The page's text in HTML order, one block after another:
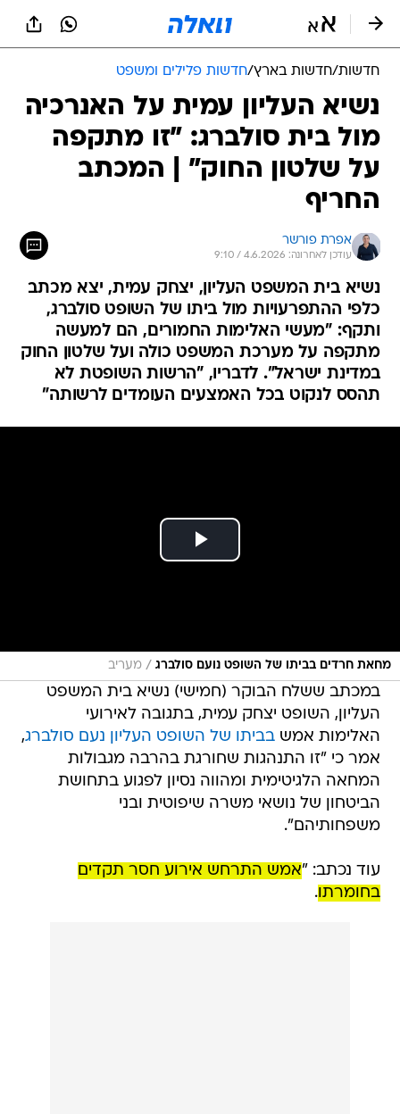
חדשות/חדשות בארץ/חדשות פלילים ומשפט
נשיא העליון עמית על האנרכיה
מול בית סולברג: "זו מתקפה
על שלטון החוק" | המכתב
החריף
אפרת פורשר
עודכן לאחרונה: 4.6.2026 / 9:10
נשיא בית המשפט העליון, יצחק עמית, יצא מכתב
כלפי ההתפרעויות מול ביתו של השופט סולברג,
ותקף: "מעשי האלימות החמורים, הם למעשה
מתקפה על מערכת המשפט כולה ועל שלטון החוק
במדינת ישראל". לדבריו, "הרשות השופטת לא
תהסס לנקוט בכל האמצעים העומדים לרשותה"
מחאת חרדים בביתו של השופט נועם סולברג / מעריב
במכתב ששלח הבוקר (חמישי) נשיא בית המשפט
העליון, השופט יצחק עמית, בתגובה לאירועי
האלימות אמשבביתו של השופט העליון נעם סולברג,
אמר כי "זו התנהגות שחורגת בהרבה מגבולות
המחאה הלגיטימית ומהווה נסיון לפגוע בתחושת
הביטחון של נושאי משרה שיפוטית ובני
משפחותיהם".
עוד נכתב: "אמש התרחש אירוע חסר תקדים
בחומרתו.